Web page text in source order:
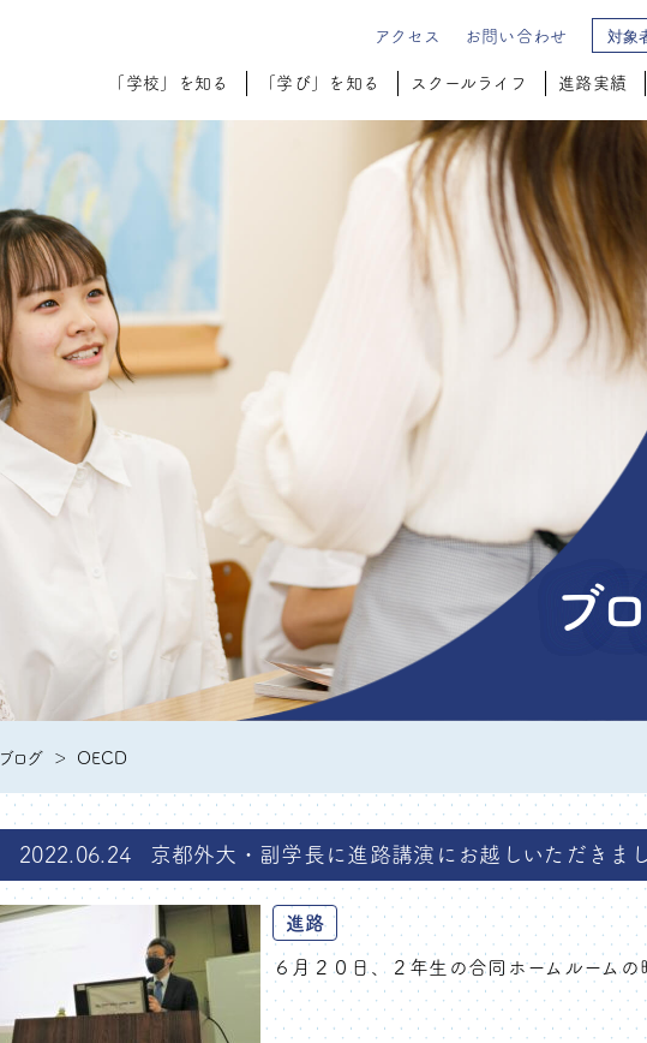
アクセス お問い合わせ
「学校」を知る 「学び」を知る スクールライフ 進路実績
ブ
ブログ OECD
2022.06.24 京都外大・副学長に進路講演にお越しいただきま
進路
６月２０日、２年生の合同ホームルームの